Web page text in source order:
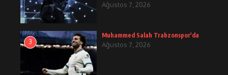
Ağustos 7, 2026
3
Muhammed Salah Trabzonspor'da
Ağustos 7, 2026